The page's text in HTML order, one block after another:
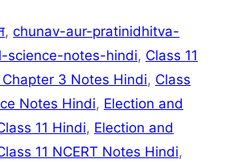
,chunav-aur-pratinidhitva-
science-notes-hindi, Class 11
3 Notes Hindi, Class
Notes Hindi, Election and
11 Hindi, Election and
11 NCERT Notes Hindi,